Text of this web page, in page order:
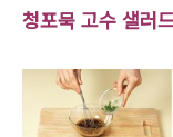
청포묵 고수 샐러